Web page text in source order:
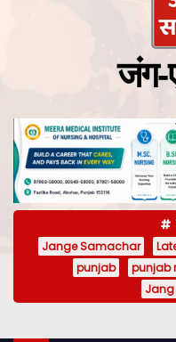
जंग-
Jange Samachar
punjab
punjab
Jang